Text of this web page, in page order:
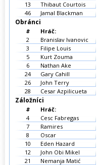
13
Thibaut Courtois
46
Jamal Blackman
Obránci
#
Hráč:
2
Branislav Ivanovic
3
Filipe Louis
5
Kurt Zouma
6
Nathan Ake
24
Gary Cahill
26
John Terry
28
Cesar Azpilicueta
Záložníci
#
Hráč:
4
Cesc Fabregas
7
Ramires
8
Oscar
10
Eden Hazard
12
John Obi Mikel
21
Nemanja Matić